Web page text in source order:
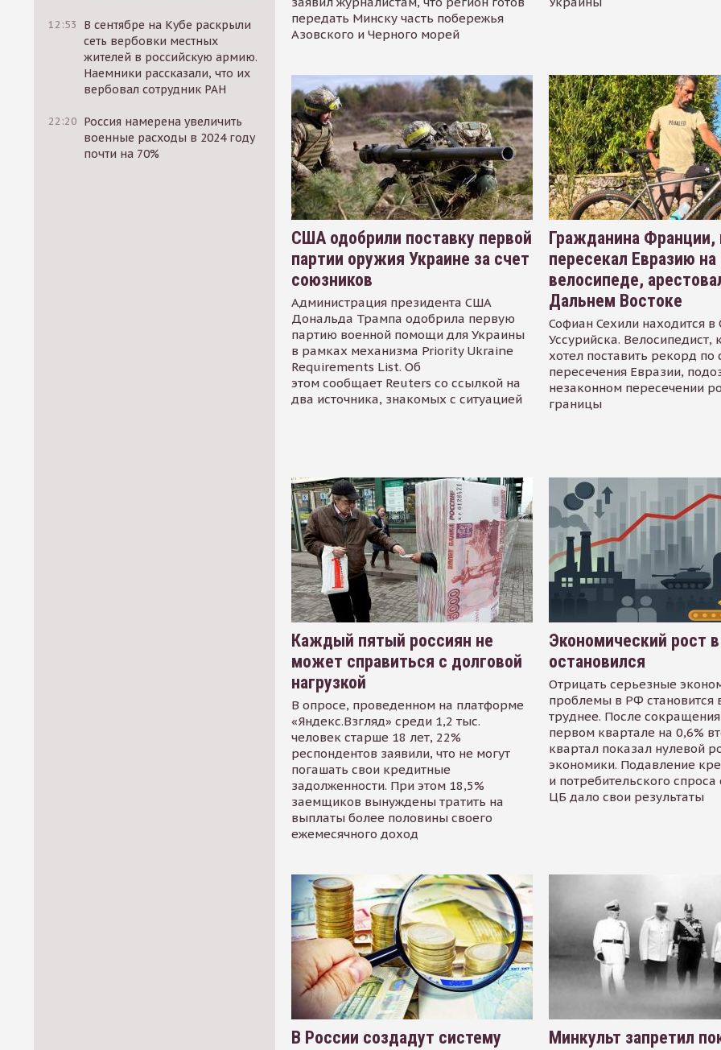
12:53
В сентябре на Кубе раскрыли
сеть вербовки местных
жителей в российскую армию.
Наемники рассказали, что их
вербовал сотрудник РАН
22:20 Россия намерена увеличить
военные расходы в 2024 году
почти на 70%
передать Минску часть побережья
Азовского и Черного морей
США одобрили поставку первой
партии оружия Украине за счет
союзников
Администрация президента США
Дональда Трампа одобрила первую
партию военной помощи для Украины
в рамках механизма Priority Ukraine
Requirements List. Об
этом сообщает Reuters со ссылкой на
два источника, знакомых с ситуацией
Гражданина Франции,
пересекал Евразию на
велосипеде,
Дальнем Востоке
Софиан Сехили находится в
Уссурийска. Велосипедист,
хотел поставить рекорд по
пересечения Евразии,
незаконном пересечении
границы
Каждый пятый россиян не
может справиться с долговой
нагрузкой
В опросе, проведенном на платформе
«Яндекс.Взгляд» среди 1,2 тыс.
человек старше 18 лет, 22%
респондентов заявили, что не могут
погашать свои кредитные
задолженности. При этом 18,5%
заемщиков вынуждены тратить на
выплаты более половины своего
ежемесячного доход
Экономический рост
остановился
Отрицать серьезные
проблемы в РФ становится
труднее. После
первом квартале на 0,6%
квартал показал нулевой
экономики. Подавление
и потребительского
ЦБ дало свои результаты
В России создадут систему
Минкульт запретил